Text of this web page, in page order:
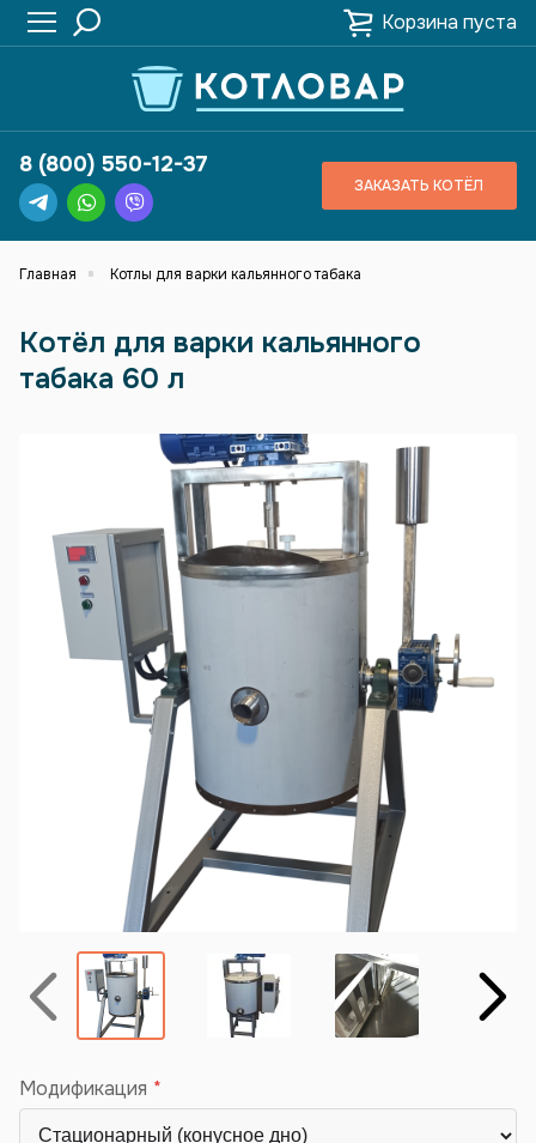
Корзина пуста
8 (800) 550-12-37
ЗАКАЗАТЬ КОТЁЛ
Главная Котлы для варки кальянного табака
Котёл для варки кальянного
табака 60 л
Назад Вперёд
Модификация